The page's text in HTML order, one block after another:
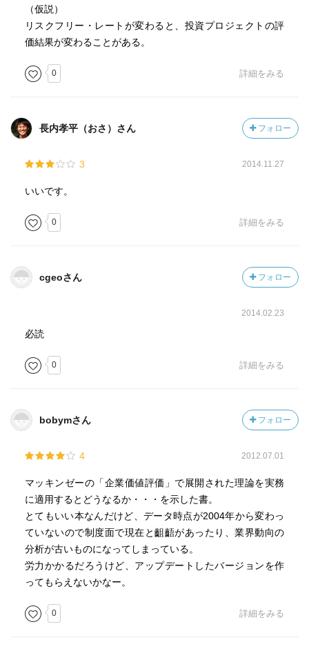
（仮説）
リスクフリー・レートが変わると、投資プロジェクトの評
価結果が変わることがある。
0 詳細をみる
長内孝平（おさ）さん フォロー
3 2014.11.27
いいです。
0 詳細をみる
cgeoさん フォロー
2014.02.23
必読
0 詳細をみる
bobymさん フォロー
4 2012.07.01
マッキンゼーの「企業価値評価」で展開された理論を実務
に適用するとどうなるか・・・を示した書。
とてもいい本なんだけど、データ時点が2004年から変わっ
ていないので制度面で現在と齟齬があったり、業界動向の
分析が古いものになってしまっている。
労力かかるだろうけど、アップデートしたバージョンを作
ってもらえないかなー。
0 詳細をみる